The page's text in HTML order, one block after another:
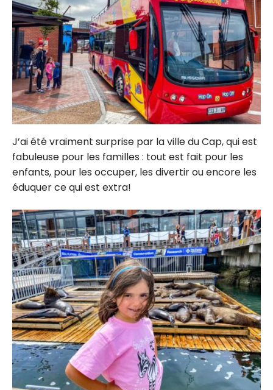
J’ai été vraiment surprise par la ville du Cap, qui est
fabuleuse pour les familles : tout est fait pour les
enfants, pour les occuper, les divertir ou encore les
éduquer ce qui est extra!